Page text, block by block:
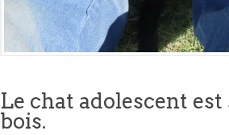
Le chat adolescent
bois.